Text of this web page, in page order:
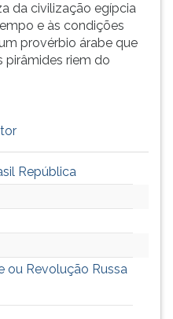
da civilização egípcia
e às condições
provérbio árabe que
pirâmides riem do
República
ou Revolução Russa